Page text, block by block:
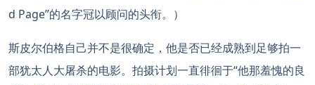
d Page”的名字冠以顾问的头衔。）
斯皮尔伯格自己并不是很确定，他是否已经成熟到足够拍一
部犹太人大屠杀的电影。拍摄计划一直徘徊于“他那羞愧的良